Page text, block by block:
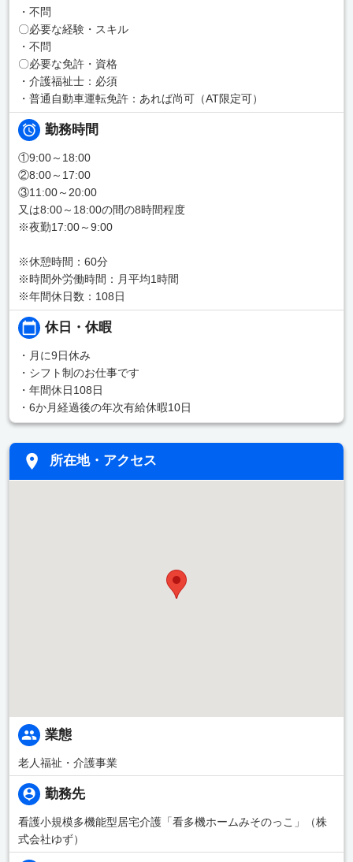
・不問
〇必要な経験・スキル
・不問
〇必要な免許・資格
・介護福祉士：必須
・普通自動車運転免許：あれば尚可（AT限定可）
勤務時間
①9:00～18:00
②8:00～17:00
③11:00～20:00
又は8:00～18:00の間の8時間程度
※夜勤17:00～9:00
※休憩時間：60分
※時間外労働時間：月平均1時間
※年間休日数：108日
休日・休暇
・月に9日休み
・シフト制のお仕事です
・年間休日108日
・6か月経過後の年次有給休暇10日
所在地・アクセス
業態
老人福祉・介護事業
勤務先
看護小規模多機能型居宅介護「看多機ホームみそのっこ」（株
式会社ゆず）